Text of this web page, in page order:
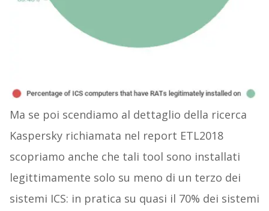
Ma se poi scendiamo al dettaglio della ricerca
Kaspersky richiamata nel report ETL2018
scopriamo anche che tali tool sono installati
legittimamente solo su meno di un terzo dei
sistemi ICS: in pratica su quasi il 70% dei sistemi